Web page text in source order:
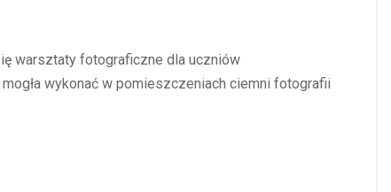
warsztaty fotograficzne dla uczniów
wykonać w pomieszczeniach ciemni fotografii